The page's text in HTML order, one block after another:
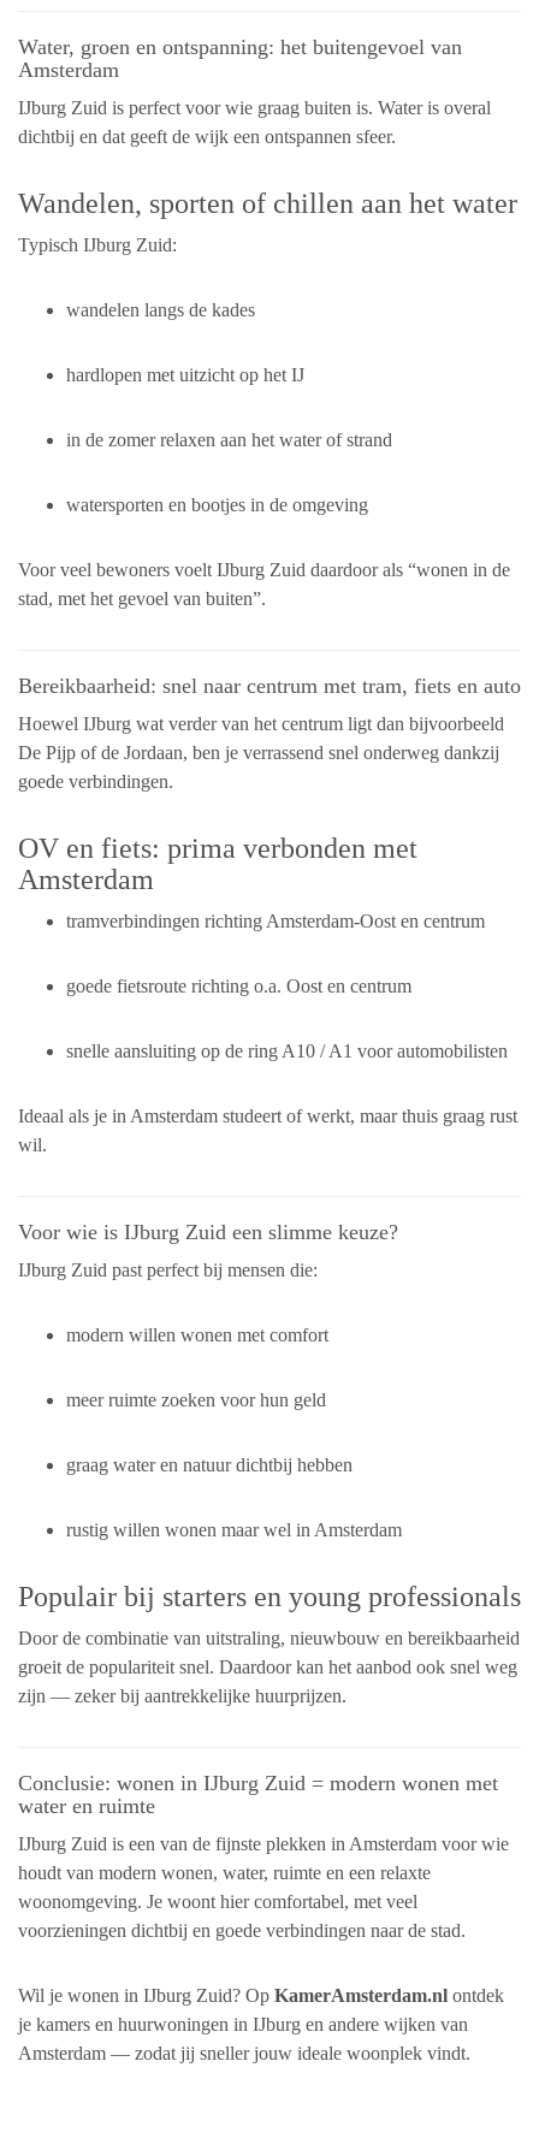
Water, groen en ontspanning: het buitengevoel van
Amsterdam
IJburg Zuid is perfect voor wie graag buiten is. Water is overal
dichtbij en dat geeft de wijk een ontspannen sfeer.
Wandelen, sporten of chillen aan het water
Typisch IJburg Zuid:
wandelen langs de kades
hardlopen met uitzicht op het IJ
in de zomer relaxen aan het water of strand
watersporten en bootjes in de omgeving
Voor veel bewoners voelt IJburg Zuid daardoor als “wonen in de
stad, met het gevoel van buiten”.
Bereikbaarheid: snel naar centrum met tram, fiets en auto
Hoewel IJburg wat verder van het centrum ligt dan bijvoorbeeld
De Pijp of de Jordaan, ben je verrassend snel onderweg dankzij
goede verbindingen.
OV en fiets: prima verbonden met
Amsterdam
tramverbindingen richting Amsterdam-Oost en centrum
goede fietsroute richting o.a. Oost en centrum
snelle aansluiting op de ring A10 / A1 voor automobilisten
Ideaal als je in Amsterdam studeert of werkt, maar thuis graag rust
wil.
Voor wie is IJburg Zuid een slimme keuze?
IJburg Zuid past perfect bij mensen die:
modern willen wonen met comfort
meer ruimte zoeken voor hun geld
graag water en natuur dichtbij hebben
rustig willen wonen maar wel in Amsterdam
Populair bij starters en young professionals
Door de combinatie van uitstraling, nieuwbouw en bereikbaarheid
groeit de populariteit snel. Daardoor kan het aanbod ook snel weg
zijn — zeker bij aantrekkelijke huurprijzen.
Conclusie: wonen in IJburg Zuid = modern wonen met
water en ruimte
IJburg Zuid is een van de fijnste plekken in Amsterdam voor wie
houdt van modern wonen, water, ruimte en een relaxte
woonomgeving. Je woont hier comfortabel, met veel
voorzieningen dichtbij en goede verbindingen naar de stad.
Wil je wonen in IJburg Zuid? Op KamerAmsterdam.nl ontdek
je kamers en huurwoningen in IJburg en andere wijken van
Amsterdam — zodat jij sneller jouw ideale woonplek vindt.